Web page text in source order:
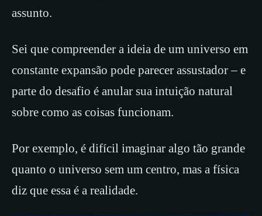
assunto.
Sei que compreender a ideia de um universo em
constante expansão pode parecer assustador – e
parte do desafio é anular sua intuição natural
sobre como as coisas funcionam.
Por exemplo, é difícil imaginar algo tão grande
quanto o universo sem um centro, mas a física
diz que essa é a realidade.